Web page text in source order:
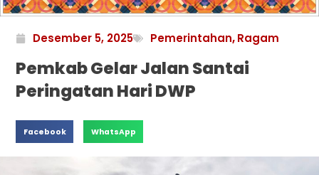
Desember 5, 2025 Pemerintahan,Ragam
Pemkab Gelar Jalan Santai
Peringatan Hari DWP
Facebook WhatsApp